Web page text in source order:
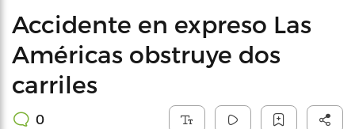
Accidente en expreso Las
Américas obstruye dos
carriles
0